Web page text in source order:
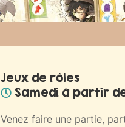
Jeux de rôles
Samedi à partir de
Venez faire une partie,